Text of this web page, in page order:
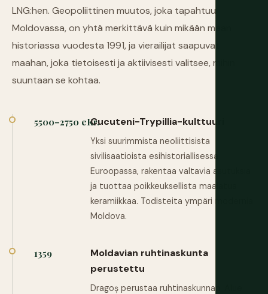
LNG:hen. Geopoliittinen muutos, joka tapahtuu
Moldovassa, on yhtä merkittävä kuin mikään maan
historiassa vuodesta 1991, ja vierailijat saapuvat
maahan, joka tietoisesti ja aktiivisesti valitsee, mihin
suuntaan se kohtaa.
5500–2750 eKr.Cucuteni-Trypillia-kulttuuri
Yksi suurimmista neoliittisista
sivilisaatioista esihistoriallisessa
Euroopassa, rakentaa valtavia asutuksia
ja tuottaa poikkeuksellista maalatua
keramiikkaa. Todisteita ympäri modernia
Moldova.
1359
Moldavian ruhtinaskunta
perustettu
Dragoș perustaa ruhtinaskunnan. Alue